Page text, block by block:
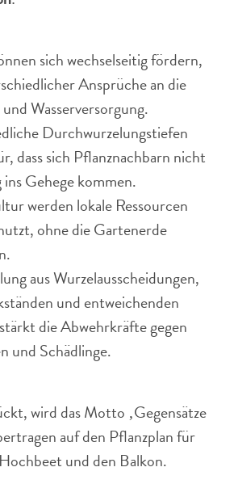
sich wechselseitig fördern,
Ansprüche an die
Wasserversorgung.
Durchwurzelungstiefen
dass sich Pflanznachbarn nicht
Gehege kommen.
werden lokale Ressourcen
ohne die Gartenerde
aus Wurzelausscheidungen,
und entweichenden
die Abwehrkräfte gegen
und Schädlinge.
wird das Motto ‚Gegensätze
auf den Pflanzplan für
und den Balkon.